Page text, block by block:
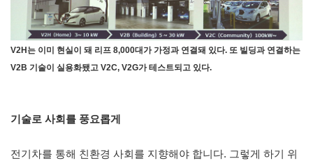
V2H는 이미 현실이 돼 리프 8,000대가 가정과 연결돼 있다. 또 빌딩과 연결하는
V2B 기술이 실용화됐고 V2C, V2G가 테스트되고 있다.
기술로 사회를 풍요롭게
전기차를 통해 친환경 사회를 지향해야 합니다. 그렇게 하기 위